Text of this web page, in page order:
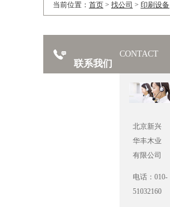
当前位置： 首页 > 找公司 > 印刷设备
联系我们
CONTACT
北京新兴
华丰木业
有限公司
电话：010-
51032160